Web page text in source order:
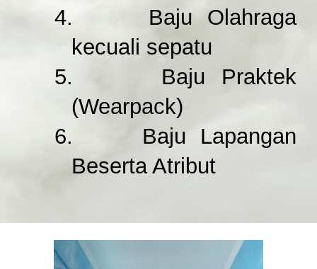
4.
Baju Olahraga
kecuali sepatu
5.
Baju Praktek
(Wearpack)
6.
Baju Lapangan
Beserta Atribut